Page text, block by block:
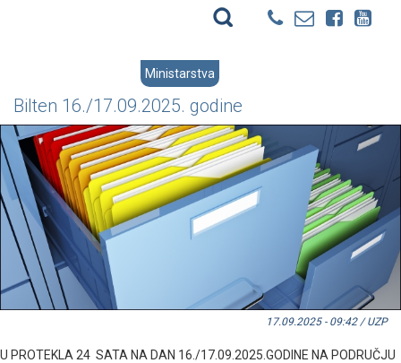
Ministarstva
Bilten 16./17.09.2025. godine
17.09.2025 - 09:42 / UZP
U PROTEKLA 24 SATA NA DAN 16./17.09.2025.GODINE NA PODRUČJU